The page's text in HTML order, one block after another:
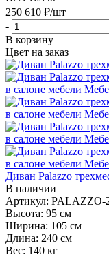
250 610 ₽/шт
-
В корзину
Цвет на заказ
Диван Palazzo
В наличии
Артикул: PALAZZO-
Высота: 95 см
Ширина: 105 см
Длина: 240 см
Вес: 140 кг